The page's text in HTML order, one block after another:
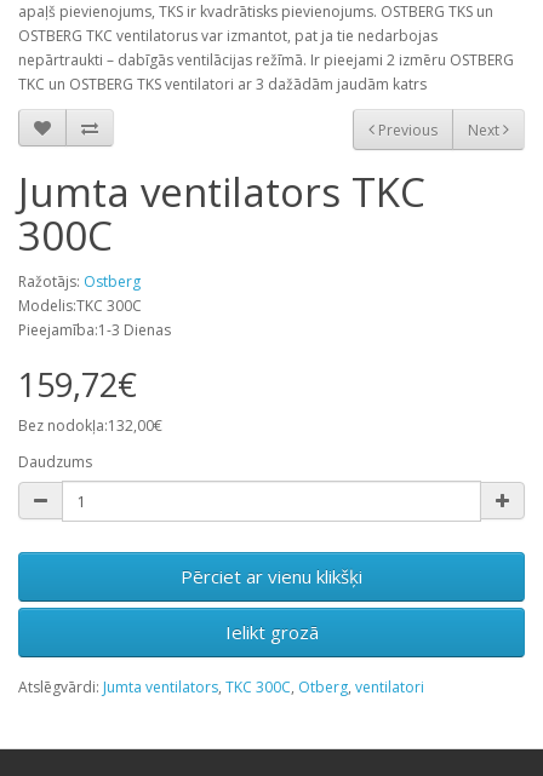
apaļš pievienojums, TKS ir kvadrātisks pievienojums. OSTBERG TKS un
OSTBERG TKC ventilatorus var izmantot, pat ja tie nedarbojas
nepārtraukti – dabīgās ventilācijas režīmā. Ir pieejami 2 izmēru OSTBERG
TKC un OSTBERG TKS ventilatori ar 3 dažādām jaudām katrs
Previous Next
Jumta ventilators TKC
300C
Ražotājs: Ostberg
Modelis:TKC 300C
Pieejamība:1-3 Dienas
159,72€
Bez nodokļa:132,00€
Daudzums
Pērciet ar vienu klikšķi
Ielikt grozā
Atslēgvārdi: Jumta ventilators, TKC 300C, Otberg, ventilatori